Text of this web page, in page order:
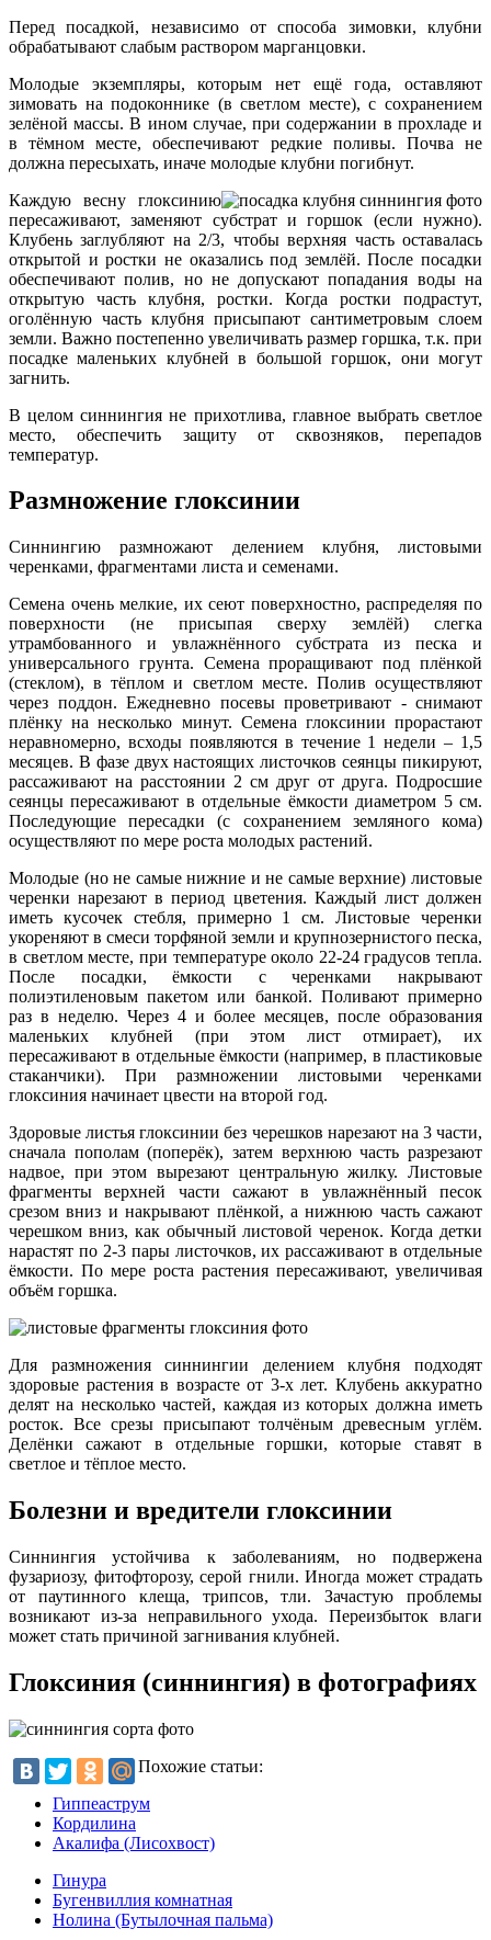
Перед посадкой, независимо от способа зимовки, клубни
обрабатывают слабым раствором марганцовки.
Молодые экземпляры, которым нет ещё года, оставляют
зимовать на подоконнике (в светлом месте), с сохранением
зелёной массы. В ином случае, при содержании в прохладе и
в тёмном месте, обеспечивают редкие поливы. Почва не
должна пересыхать, иначе молодые клубни погибнут.
Каждую весну глоксинию
пересаживают, заменяют субстрат и горшок (если нужно).
Клубень заглубляют на 2/3, чтобы верхняя часть оставалась
открытой и ростки не оказались под землёй. После посадки
обеспечивают полив, но не допускают попадания воды на
открытую часть клубня, ростки. Когда ростки подрастут,
оголённую часть клубня присыпают сантиметровым слоем
земли. Важно постепенно увеличивать размер горшка, т.к. при
посадке маленьких клубней в большой горшок, они могут
загнить.
В целом синнингия не прихотлива, главное выбрать светлое
место, обеспечить защиту от сквозняков, перепадов
температур.
Размножение глоксинии
Синнингию размножают делением клубня, листовыми
черенками, фрагментами листа и семенами.
Семена очень мелкие, их сеют поверхностно, распределяя по
поверхности (не присыпая сверху землёй) слегка
утрамбованного и увлажнённого субстрата из песка и
универсального грунта. Семена проращивают под плёнкой
(стеклом), в тёплом и светлом месте. Полив осуществляют
через поддон. Ежедневно посевы проветривают - снимают
плёнку на несколько минут. Семена глоксинии прорастают
неравномерно, всходы появляются в течение 1 недели – 1,5
месяцев. В фазе двух настоящих листочков сеянцы пикируют,
рассаживают на расстоянии 2 см друг от друга. Подросшие
сеянцы пересаживают в отдельные ёмкости диаметром 5 см.
Последующие пересадки (с сохранением земляного кома)
осуществляют по мере роста молодых растений.
Молодые (но не самые нижние и не самые верхние) листовые
черенки нарезают в период цветения. Каждый лист должен
иметь кусочек стебля, примерно 1 см. Листовые черенки
укореняют в смеси торфяной земли и крупнозернистого песка,
в светлом месте, при температуре около 22-24 градусов тепла.
После посадки, ёмкости с черенками накрывают
полиэтиленовым пакетом или банкой. Поливают примерно
раз в неделю. Через 4 и более месяцев, после образования
маленьких клубней (при этом лист отмирает), их
пересаживают в отдельные ёмкости (например, в пластиковые
стаканчики). При размножении листовыми черенками
глоксиния начинает цвести на второй год.
Здоровые листья глоксинии без черешков нарезают на 3 части,
сначала пополам (поперёк), затем верхнюю часть разрезают
надвое, при этом вырезают центральную жилку. Листовые
фрагменты верхней части сажают в увлажнённый песок
срезом вниз и накрывают плёнкой, а нижнюю часть сажают
черешком вниз, как обычный листовой черенок. Когда детки
нарастят по 2-3 пары листочков, их рассаживают в отдельные
ёмкости. По мере роста растения пересаживают, увеличивая
объём горшка.
Для размножения синнингии делением клубня подходят
здоровые растения в возрасте от 3-х лет. Клубень аккуратно
делят на несколько частей, каждая из которых должна иметь
росток. Все срезы присыпают толчёным древесным углём.
Делёнки сажают в отдельные горшки, которые ставят в
светлое и тёплое место.
Болезни и вредители глоксинии
Синнингия устойчива к заболеваниям, но подвержена
фузариозу, фитофторозу, серой гнили. Иногда может страдать
от паутинного клеща, трипсов, тли. Зачастую проблемы
возникают из-за неправильного ухода. Переизбыток влаги
может стать причиной загнивания клубней.
Глоксиния (синнингия) в фотографиях
Похожие статьи:
Гиппеаструм
Кордилина
Акалифа (Лисохвост)
Гинура
Бугенвиллия комнатная
Нолина (Бутылочная пальма)